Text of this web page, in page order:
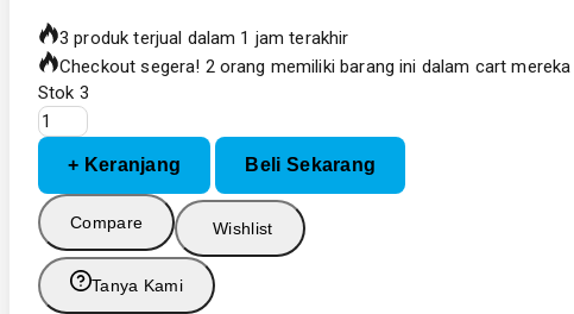
3 produk terjual dalam 1 jam terakhir
Checkout segera! 2 orang memiliki barang ini dalam cart mereka
Stok 3
Kuantitas
NBA
2K26
NBA2K26
NBA
26
PS4
Game
+ Keranjang Beli Sekarang
Compare Wishlist
Tanya Kami